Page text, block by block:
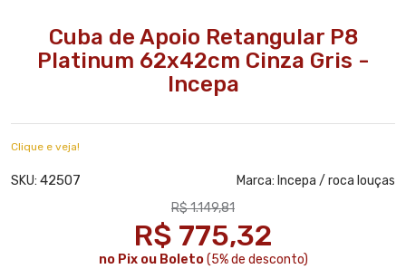
Cuba de Apoio Retangular P8
Platinum 62x42cm Cinza Gris -
Incepa
Clique e veja!
SKU: 42507 Marca: Incepa / roca louças
R$ 1.149,81
R$ 775,32
no Pix ou Boleto(5% de desconto)